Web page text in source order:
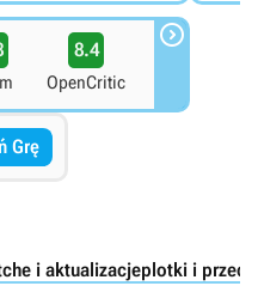
8.4
OpenCritic

Grę
i aktualizacjeplotki i